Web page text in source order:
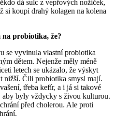
dá sulc z vepřových nožiček,
si koupí drahý kolagen na kolena
probiotika, že?
se vyvinula vlastní probiotika
dětem. Nejenže měly méně
letech se ukázalo, že výskyt
nižší. Čili probiotika smysl mají.
třeba kefír, a i já si takové
byly vždycky s živou kulturou.
před cholerou. Ale proti